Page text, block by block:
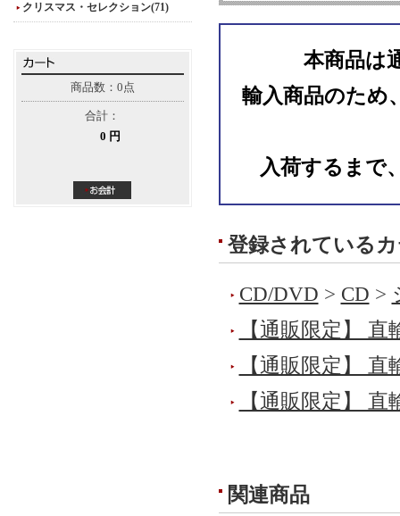
クリスマス・セレクション(71)
商品数：0点
合計：
0 円
本商品は
輸入商品のため
入荷するまで
登録されている
CD/DVD > CD >
【通販限定】 直
【通販限定】 直
【通販限定】 直
関連商品